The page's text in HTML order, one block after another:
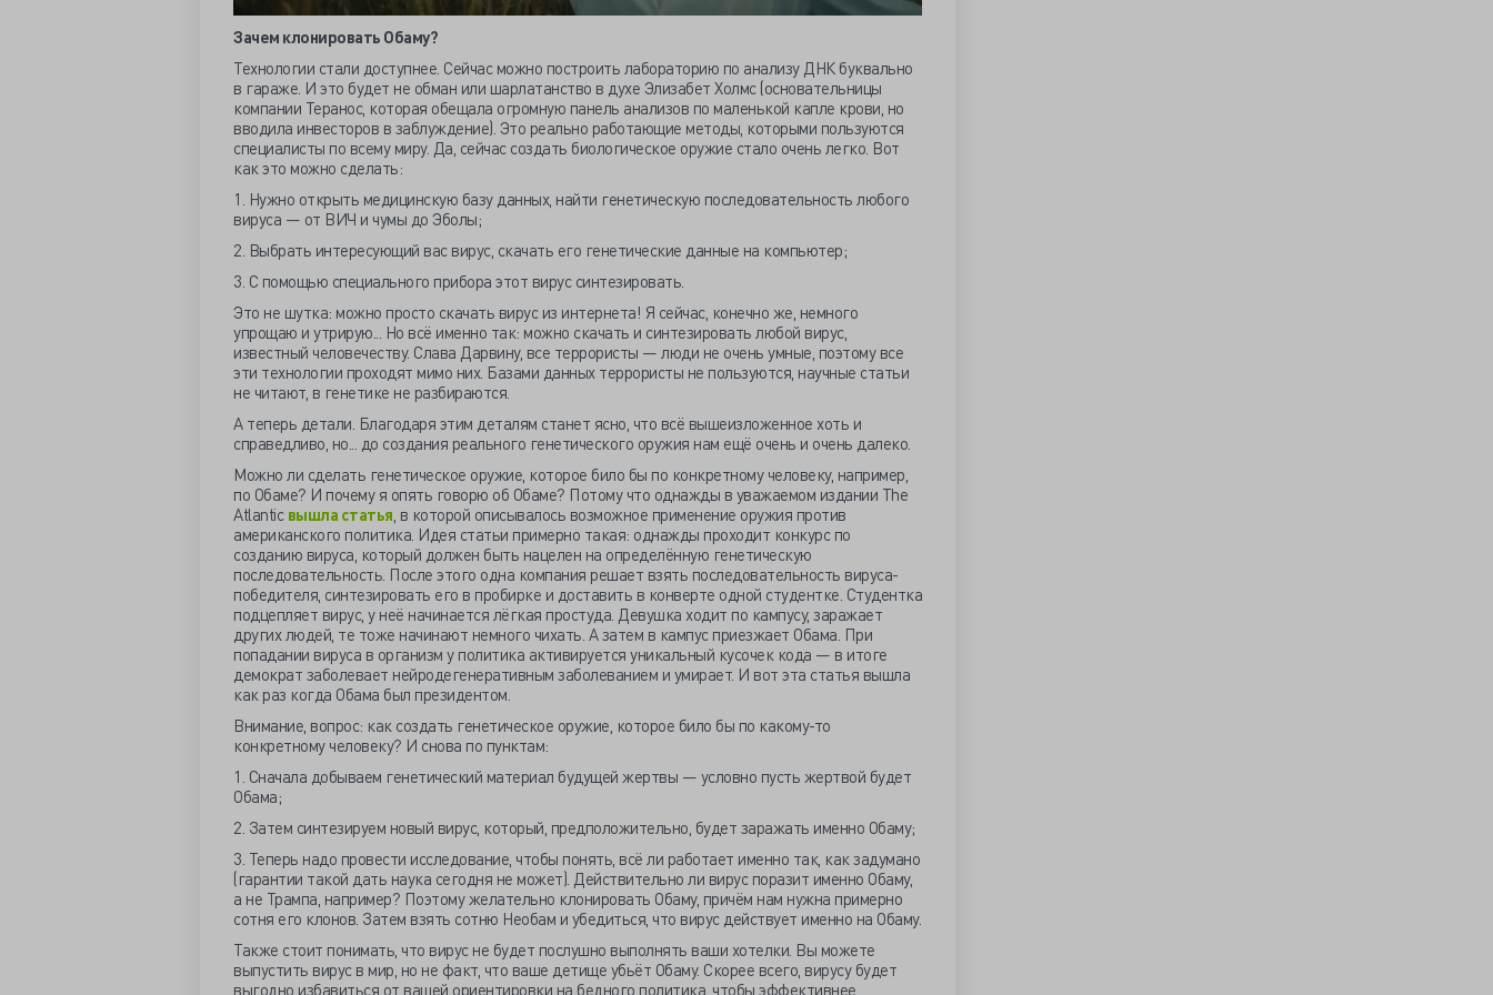
Зачем клонировать Обаму?
Технологии стали доступнее. Сейчас можно построить лабораторию по анализу ДНК буквально
в гараже. И это будет не обман или шарлатанство в духе Элизабет Холмс (основательницы
компании Теранос, которая обещала огромную панель анализов по маленькой капле крови, но
вводила инвесторов в заблуждение). Это реально работающие методы, которыми пользуются
специалисты по всему миру. Да, сейчас создать биологическое оружие стало очень легко. Вот
как это можно сделать:
1. Нужно открыть медицинскую базу данных, найти генетическую последовательность любого
вируса — от ВИЧ и чумы до Эболы;
2. Выбрать интересующий вас вирус, скачать его генетические данные на компьютер;
3. С помощью специального прибора этот вирус синтезировать.
Это не шутка: можно просто скачать вирус из интернета! Я сейчас, конечно же, немного
упрощаю и утрирую... Но всё именно так: можно скачать и синтезировать любой вирус,
известный человечеству. Слава Дарвину, все террористы — люди не очень умные, поэтому все
эти технологии проходят мимо них. Базами данных террористы не пользуются, научные статьи
не читают, в генетике не разбираются.
А теперь детали. Благодаря этим деталям станет ясно, что всё вышеизложенное хоть и
справедливо, но... до создания реального генетического оружия нам ещё очень и очень далеко.
Можно ли сделать генетическое оружие, которое било бы по конкретному человеку, например,
по Обаме? И почему я опять говорю об Обаме? Потому что однажды в уважаемом издании The
Atlantic вышла статья, в которой описывалось возможное применение оружия против
американского политика. Идея статьи примерно такая: однажды проходит конкурс по
созданию вируса, который должен быть нацелен на определённую генетическую
последовательность. После этого одна компания решает взять последовательность вируса-
победителя, синтезировать его в пробирке и доставить в конверте одной студентке. Студентка
подцепляет вирус, у неё начинается лёгкая простуда. Девушка ходит по кампусу, заражает
других людей, те тоже начинают немного чихать. А затем в кампус приезжает Обама. При
попадании вируса в организм у политика активируется уникальный кусочек кода — в итоге
демократ заболевает нейродегенеративным заболеванием и умирает. И вот эта статья вышла
как раз когда Обама был президентом.
Внимание, вопрос: как создать генетическое оружие, которое било бы по какому-то
конкретному человеку? И снова по пунктам:
1. Сначала добываем генетический материал будущей жертвы — условно пусть жертвой будет
Обама;
2. Затем синтезируем новый вирус, который, предположительно, будет заражать именно Обаму;
3. Теперь надо провести исследование, чтобы понять, всё ли работает именно так, как задумано
(гарантии такой дать наука сегодня не может). Действительно ли вирус поразит именно Обаму,
а не Трампа, например? Поэтому желательно клонировать Обаму, причём нам нужна примерно
сотня его клонов. Затем взять сотню Необам и убедиться, что вирус действует именно на Обаму.
Также стоит понимать, что вирус не будет послушно выполнять ваши хотелки. Вы можете
выпустить вирус в мир, но не факт, что ваше детище убьёт Обаму. Скорее всего, вирусу будет
выгодно избавиться от вашей ориентировки на бедного политика, чтобы эффективнее